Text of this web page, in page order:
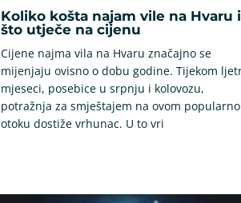
Koliko košta najam vile na Hvaru i
što utječe na cijenu
Cijene najma vila na Hvaru značajno se
mijenjaju ovisno o dobu godine. Tijekom
mjeseci, posebice u srpnju i kolovozu,
potražnja za smještajem na ovom
otoku dostiže vrhunac. U to vri